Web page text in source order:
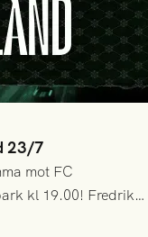
23/7
mot FC
kl 19.00! Fredrik
trupp till